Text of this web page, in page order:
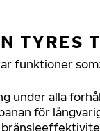
TYRES
funktioner
under alla
för